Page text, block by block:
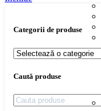
Categorii de produse
Caută produse